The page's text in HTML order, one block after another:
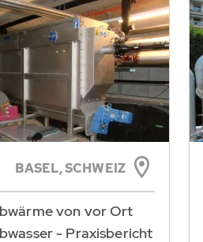
BASEL, SCHWEIZ
von vor Ort
- Praxisbericht